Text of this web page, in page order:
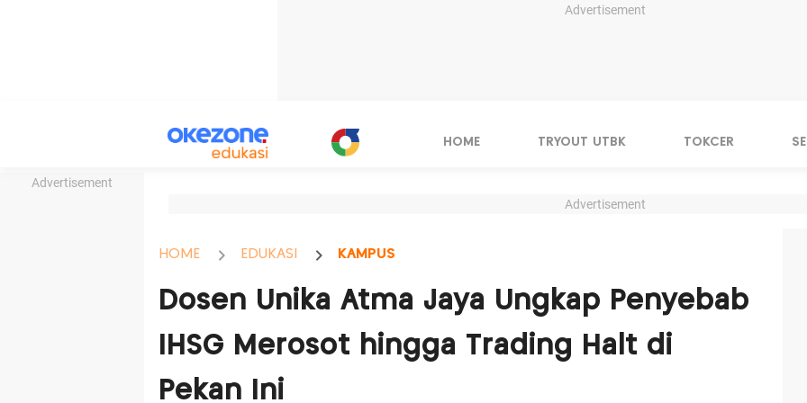
Advertisement
Advertisement
HOME TRYOUT UTBK TOKCER
Advertisement
HOME EDUKASI KAMPUS
Dosen Unika Atma Jaya Ungkap Penyebab
IHSG Merosot hingga Trading Halt di
Pekan Ini